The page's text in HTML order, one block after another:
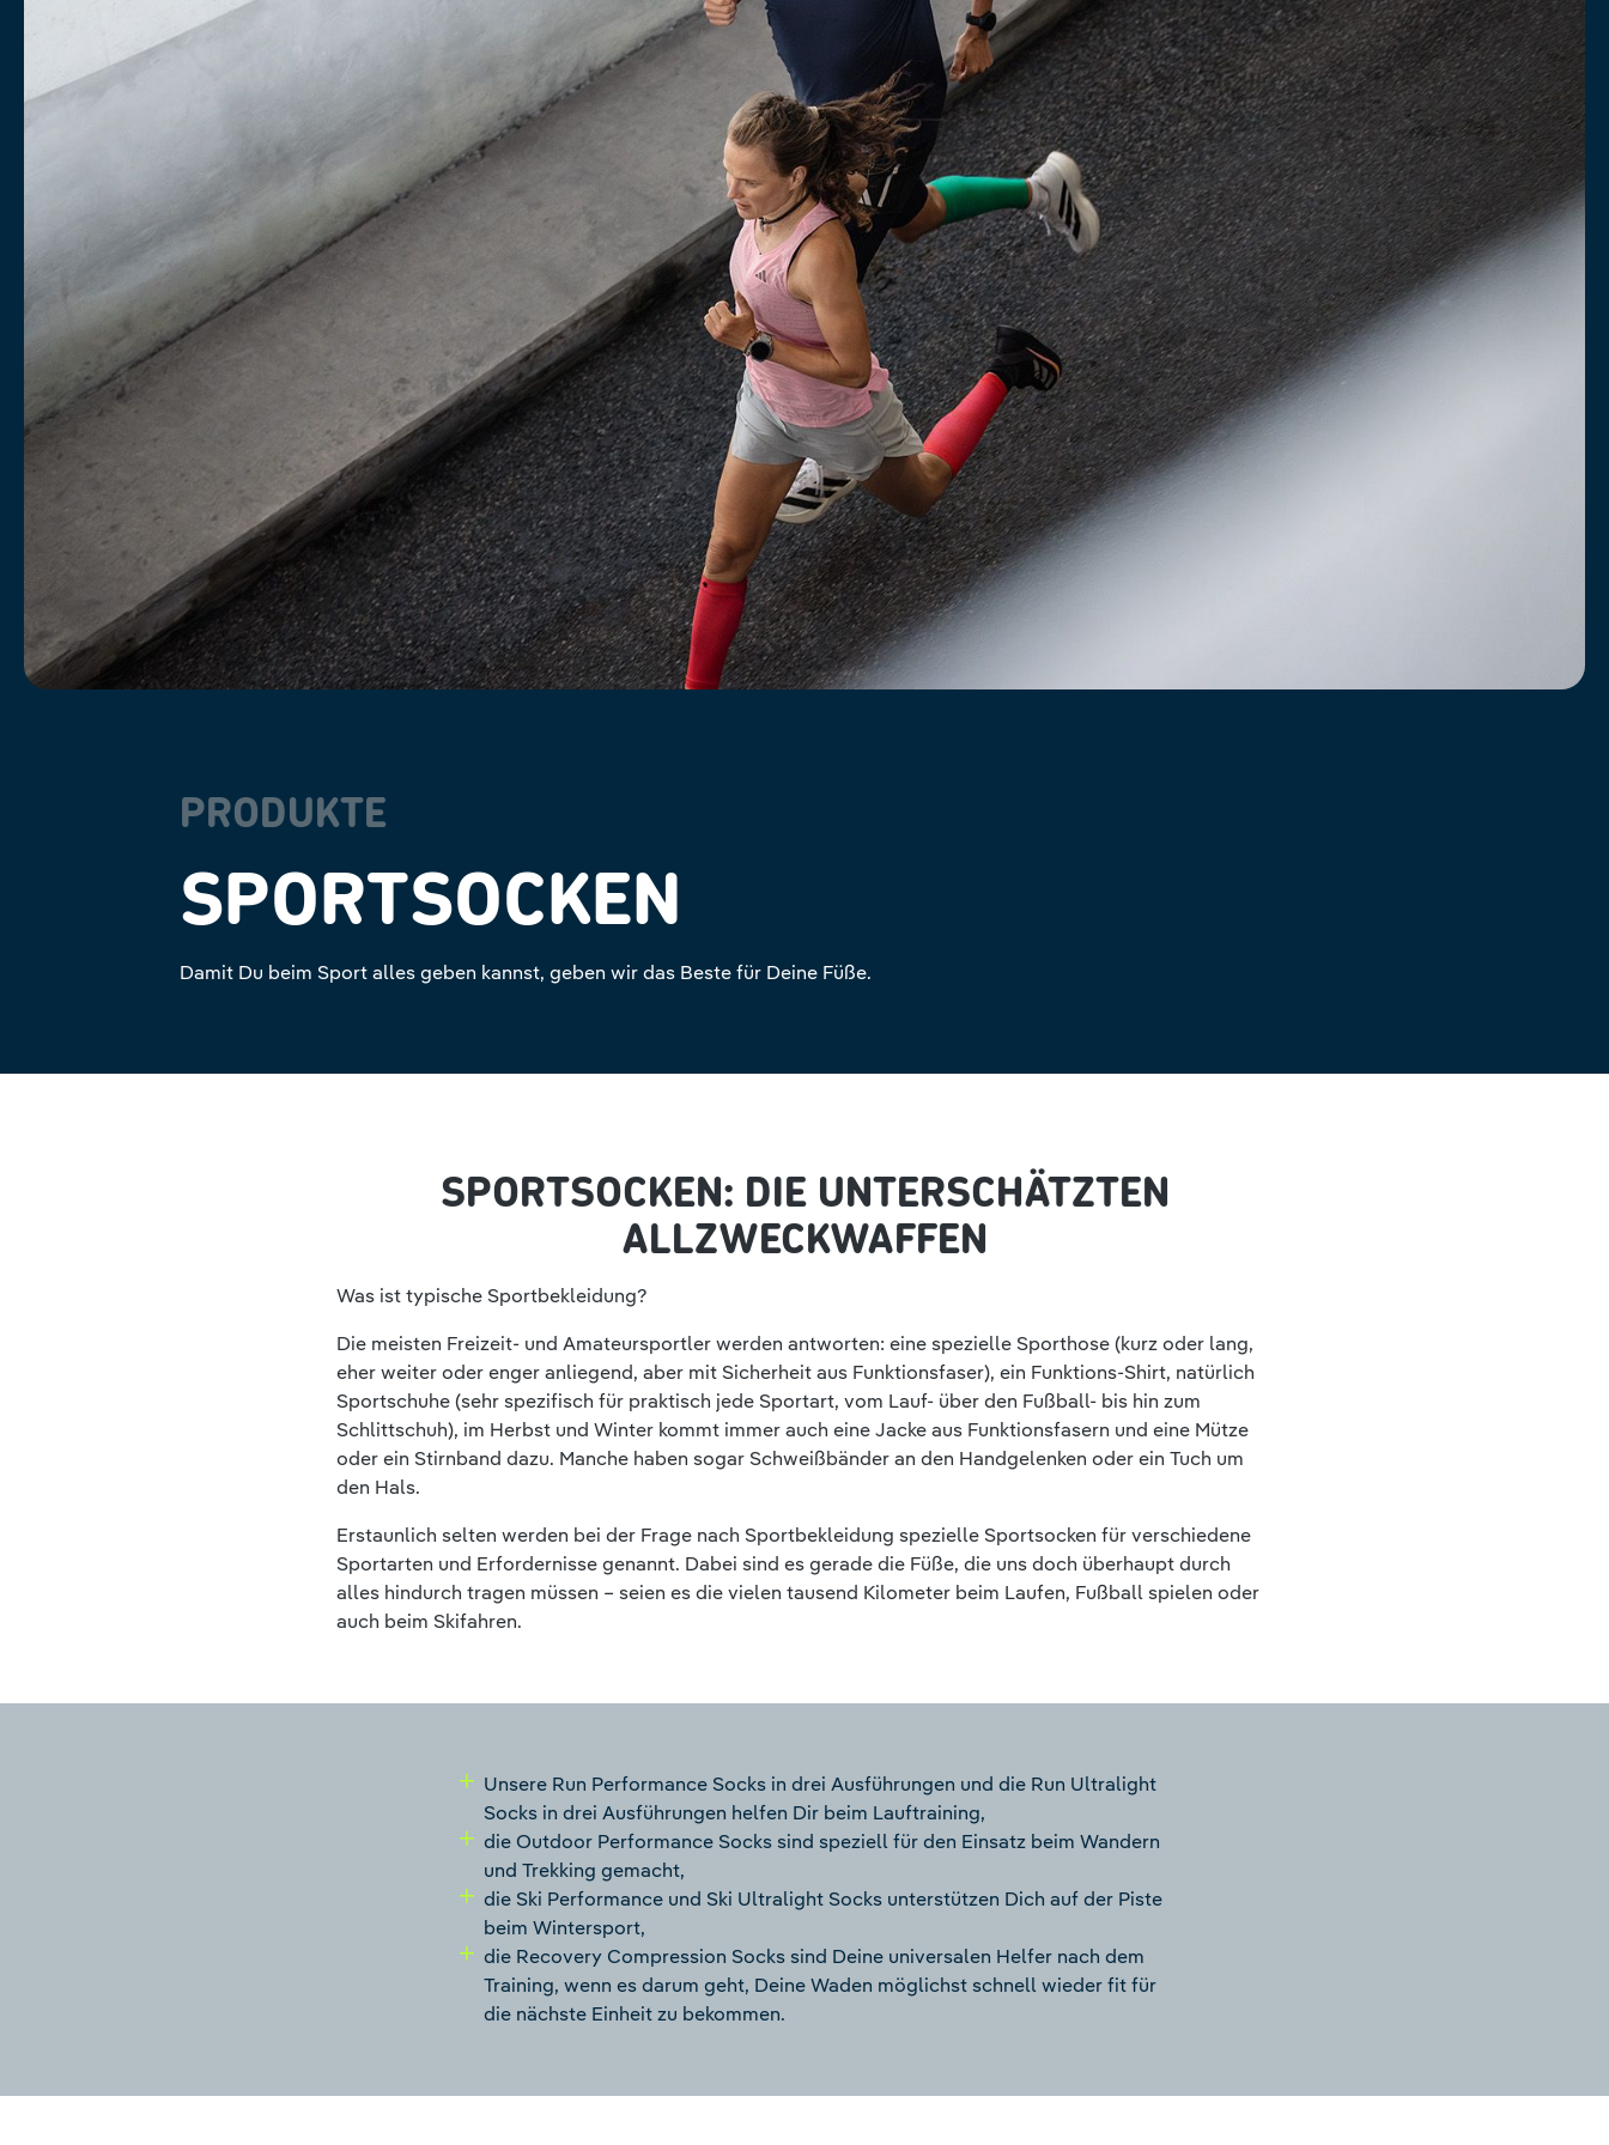
PRODUKTE
SPORTSOCKEN
Damit Du beim Sport alles geben kannst, geben wir das Beste für Deine Füße.
SPORTSOCKEN: DIE UNTERSCHÄTZTEN
ALLZWECKWAFFEN
Was ist typische Sportbekleidung?
Die meisten Freizeit- und Amateursportler werden antworten: eine spezielle Sporthose (kurz oder lang,
eher weiter oder enger anliegend, aber mit Sicherheit aus Funktionsfaser), ein Funktions-Shirt, natürlich
Sportschuhe (sehr spezifisch für praktisch jede Sportart, vom Lauf- über den Fußball- bis hin zum
Schlittschuh), im Herbst und Winter kommt immer auch eine Jacke aus Funktionsfasern und eine Mütze
oder ein Stirnband dazu. Manche haben sogar Schweißbänder an den Handgelenken oder ein Tuch um
den Hals.
Erstaunlich selten werden bei der Frage nach Sportbekleidung spezielle Sportsocken für verschiedene
Sportarten und Erfordernisse genannt. Dabei sind es gerade die Füße, die uns doch überhaupt durch
alles hindurch tragen müssen – seien es die vielen tausend Kilometer beim Laufen, Fußball spielen oder
auch beim Skifahren.
Unsere Run Performance Socks in drei Ausführungen und die Run Ultralight
Socks in drei Ausführungen helfen Dir beim Lauftraining,
die Outdoor Performance Socks sind speziell für den Einsatz beim Wandern
und Trekking gemacht,
die Ski Performance und Ski Ultralight Socks unterstützen Dich auf der Piste
beim Wintersport,
die Recovery Compression Socks sind Deine universalen Helfer nach dem
Training, wenn es darum geht, Deine Waden möglichst schnell wieder fit für
die nächste Einheit zu bekommen.